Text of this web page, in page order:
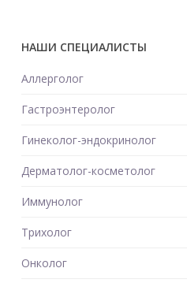
НАШИ СПЕЦИАЛИСТЫ
Аллерголог
Гастроэнтеролог
Гинеколог-эндокринолог
Дерматолог-косметолог
Иммунолог
Трихолог
Онколог